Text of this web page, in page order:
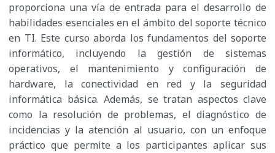
proporciona una vía de entrada para el desarrollo de
habilidades esenciales en el ámbito del soporte técnico
en TI. Este curso aborda los fundamentos del soporte
informático, incluyendo la gestión de sistemas
operativos, el mantenimiento y configuración de
hardware, la conectividad en red y la seguridad
informática básica. Además, se tratan aspectos clave
como la resolución de problemas, el diagnóstico de
incidencias y la atención al usuario, con un enfoque
práctico que permite a los participantes aplicar sus